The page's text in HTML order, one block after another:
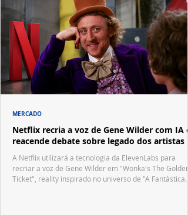
Netflix recria a voz de Gene Wilder com IA e
reacende debate sobre legado dos artistas
A Netflix utilizará a tecnologia da ElevenLabs para
recriar a voz de Gene Wilder em "Wonka's The Golden
Ticket", reality inspirado no universo de "A Fantástica
MERCADO